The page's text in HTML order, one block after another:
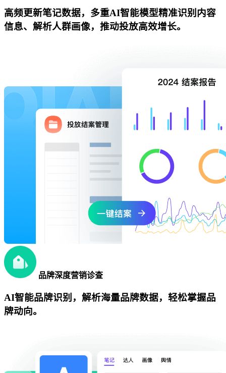
高频更新笔记数据，多重AI智能模型精准识别内容
信息、解析人群画像，推动投放高效增长。
品牌深度营销诊查
AI智能品牌识别，解析海量品牌数据，轻松掌握品
牌动向。